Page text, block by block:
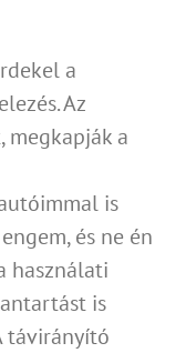
a
Az
megkapják a
is
és ne én
használati
is
távirányító